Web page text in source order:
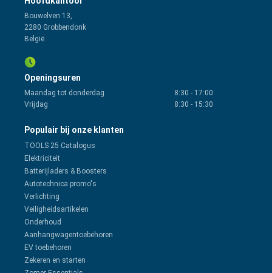
Bouwelven 13,
2280 Grobbendonk
België
Openingsuren
Maandag tot donderdag 8:30 - 17:00
Vrijdag
8:30 - 15:30
Populair bij onze klanten
TOOLS 25 Catalogus
Elektriciteit
Batterijladers & Boosters
Autotechnica promo's
Verlichting
Veiligheidsartikelen
Onderhoud
Aanhangwagentoebehoren
EV toebehoren
Zekeren en starten